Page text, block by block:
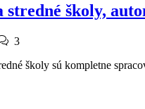
školy,
3
školy sú kompletne